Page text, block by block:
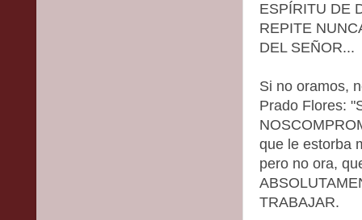
ESPÍRITU DE
REPITE
DEL SEÑOR...
Si no oramos,
Prado Flores:
que le estorba
pero no ora,
TRABAJAR.